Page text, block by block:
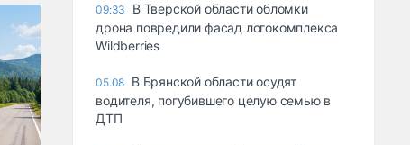
09:33
В Тверской области обломки
дрона повредили фасад логокомплекса
Wildberries
05.08 В Брянской области осудят
водителя, погубившего целую семью в
ДТП